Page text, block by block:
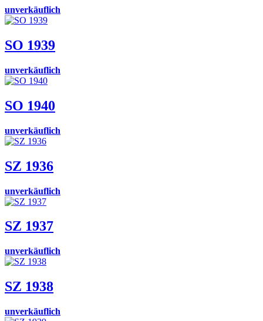
unverkäuflich
SO 1939
unverkäuflich
SO 1940
unverkäuflich
SZ 1936
unverkäuflich
SZ 1937
unverkäuflich
SZ 1938
unverkäuflich